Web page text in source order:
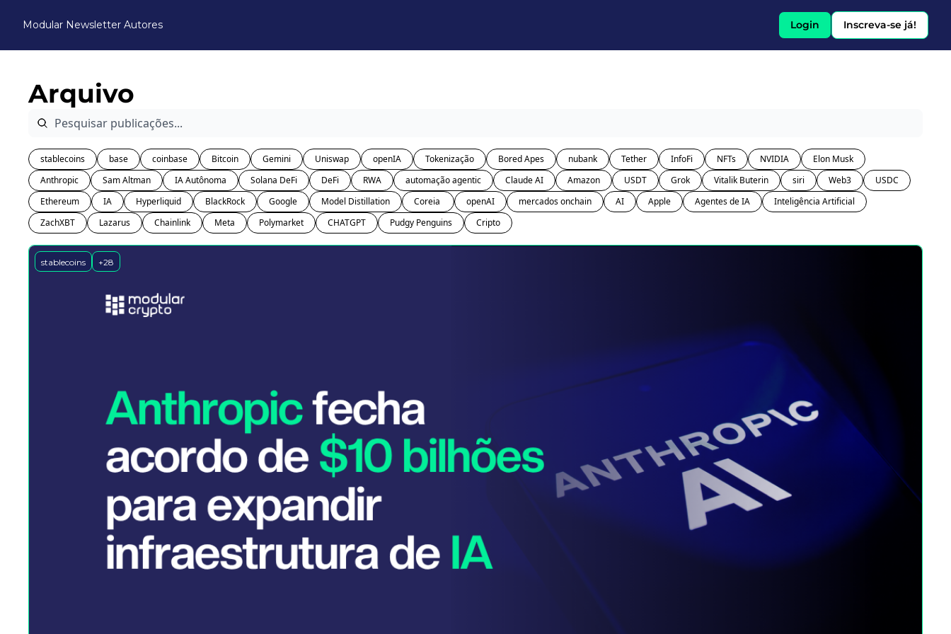
Modular Newsletter Autores Login Inscreva-se já!
Arquivo
stablecoins base coinbase Bitcoin Gemini Uniswap openIA Tokenização Bored Apes nubank Tether InfoFi NFTs NVIDIA
Elon Musk
Anthropic
Sam Altman IA Autônoma Solana DeFi DeFi RWA automação agentic Claude AI Amazon USDT Grok Vitalik Buterin siri Web3
USDC
Ethereum
IA Hyperliquid BlackRock Google Model Distillation openAI mercados onchain AI Apple Agentes de IA
Inteligência Artificial
ZachXBT
Lazarus Chainlink Meta Polymarket CHATGPT Pudgy Penguins Cripto
stablecoins +28